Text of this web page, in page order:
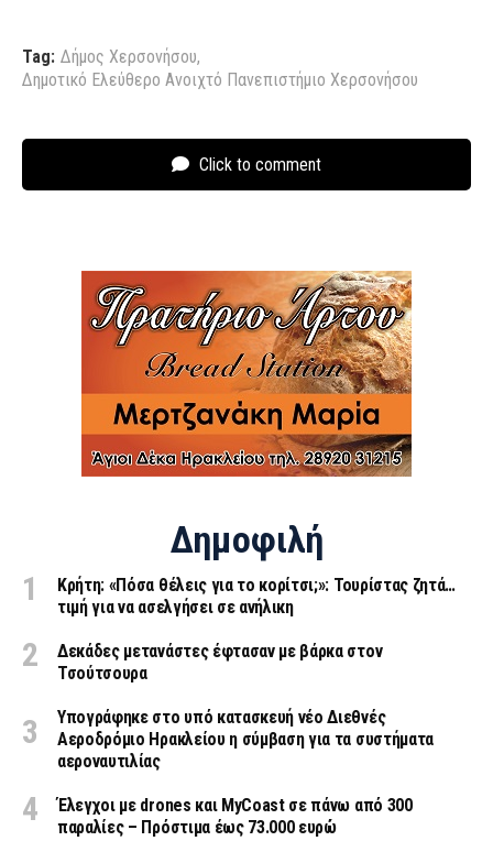
Tag: Δήμος Χερσονήσου,
Δημοτικό Ελεύθερο Ανοιχτό Πανεπιστήμιο Χερσονήσου
Click to comment
Δημοφιλή
Κρήτη: «Πόσα θέλεις για το κορίτσι;»: Τουρίστας ζητά…
τιμή για να ασελγήσει σε ανήλικη
Δεκάδες μετανάστες έφτασαν με βάρκα στον
Τσούτσουρα
Υπογράφηκε στο υπό κατασκευή νέο Διεθνές
Αεροδρόμιο Ηρακλείου η σύμβαση για τα συστήματα
αεροναυτιλίας
Έλεγχοι με drones και MyCoast σε πάνω από 300
παραλίες – Πρόστιμα έως 73.000 ευρώ